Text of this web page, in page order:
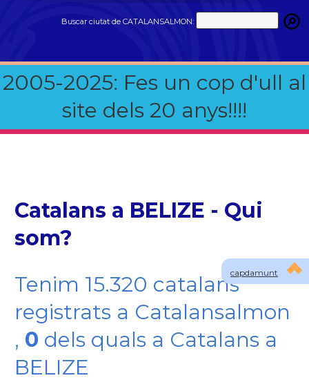
Buscar ciutat de CATALANSALMON:
2005-2025: Fes un cop d'ull al
site dels 20 anys!!!!
capdamunt
Catalans a BELIZE - Qui
som?
Tenim 15.320 catalans
registrats a Catalansalmon
, 0 dels quals a Catalans a
BELIZE